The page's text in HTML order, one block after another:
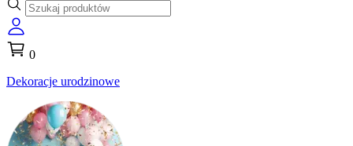
0
Dekoracje urodzinowe